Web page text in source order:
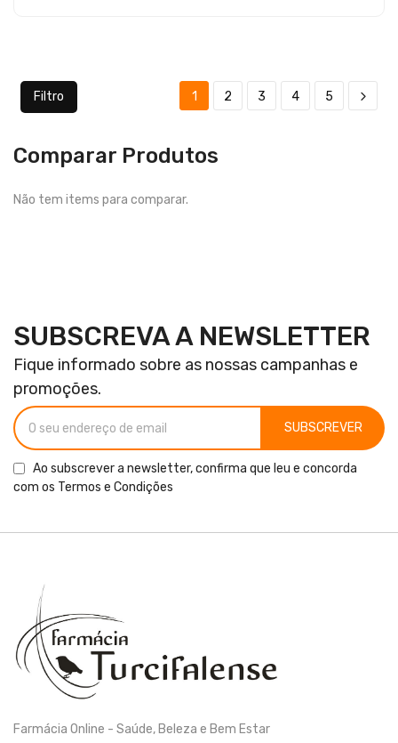
Filtro 1 2 3 4 5
Comparar Produtos
Não tem items para comparar.
SUBSCREVA A NEWSLETTER
Fique informado sobre as nossas campanhas e
promoções.
SUBSCREVER
Ao subscrever a newsletter, confirma que leu e concorda
com os Termos e Condições
Farmácia Online - Saúde, Beleza e Bem Estar